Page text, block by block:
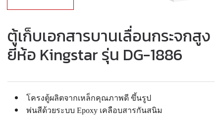
ตู้เก็บเอกสารบานเลื่อนกระจกสูง
ยี่ห้อ Kingstar รุ่น DG-1886
โครงตู้ผลิตจากเหล็กคุณภาพดี ขึ้นรูป
พ่นสีด้วยระบบ Epoxy เคลือบสารกันสนิม